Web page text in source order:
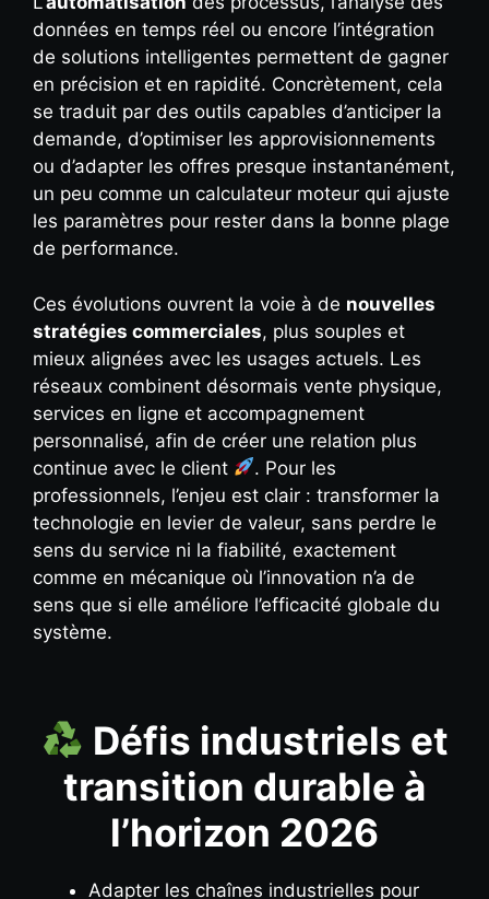
données en temps réel ou encore l’intégration
de solutions intelligentes permettent de gagner
en précision et en rapidité. Concrètement, cela
se traduit par des outils capables d’anticiper la
demande, d’optimiser les approvisionnements
ou d’adapter les offres presque instantanément,
un peu comme un calculateur moteur qui ajuste
les paramètres pour rester dans la bonne plage
de performance.
Ces évolutions ouvrent la voie à de nouvelles
stratégies commerciales, plus souples et
mieux alignées avec les usages actuels. Les
réseaux combinent désormais vente physique,
services en ligne et accompagnement
personnalisé, afin de créer une relation plus
continue avec le client
. Pour les
professionnels, l’enjeu est clair : transformer la
technologie en levier de valeur, sans perdre le
sens du service ni la fiabilité, exactement
comme en mécanique où l’innovation n’a de
sens que si elle améliore l’efficacité globale du
système.
Défis industriels et
transition durable à
l’horizon 2026
Adapter les chaînes industrielles pour